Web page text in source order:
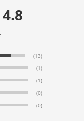
4.8
(13)
(1)
(1)
(0)
(0)